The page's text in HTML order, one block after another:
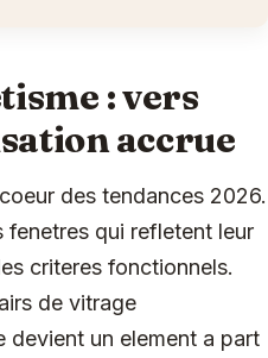
: vers
accrue
des tendances 2026.
fenetres qui refletent leur
criteres fonctionnels.
de vitrage
devient un element a part